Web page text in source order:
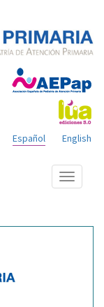
English
Español
Mostrar
menú